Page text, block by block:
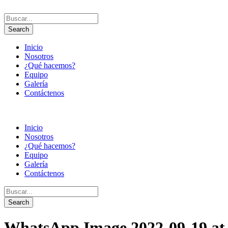
Inicio
Nosotros
¿Qué hacemos?
Equipo
Galería
Contáctenos
Inicio
Nosotros
¿Qué hacemos?
Equipo
Galería
Contáctenos